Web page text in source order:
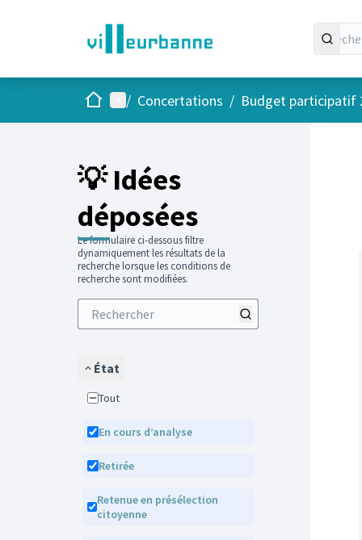
AccueilMenu principal
/ Concertations / Budget participatif
💡 Idées
déposées
Le formulaire ci-dessous filtre
dynamiquement les résultats de la
recherche lorsque les conditions de
recherche sont modifiées.
État
Tout
En cours d’analyse
Retirée
Retenue en présélection
citoyenne